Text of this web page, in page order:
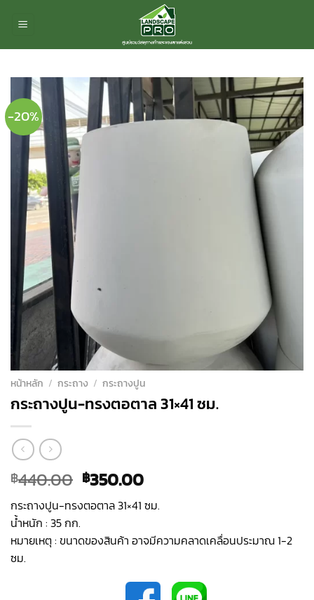
-20%
หน้าหลัก / กระถาง / กระถางปูน
กระถางปูน-ทรงตอตาล 31×41 ซม.
฿440.00 Original
price
was:
฿440.00.
฿350.00Current
is:
฿350.00.
กระถางปูน-ทรงตอตาล 31×41 ซม.
น้ำหนัก : 35 กก.
หมายเหตุ : ขนาดของสินค้า อาจมีความคลาดเคลื่อนประมาณ 1-2
ซม.